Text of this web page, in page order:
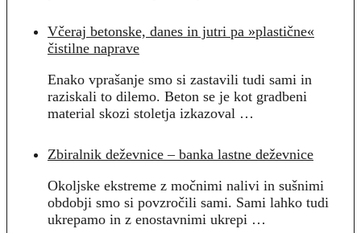
Včeraj betonske, danes in jutri pa »plastične«
čistilne naprave
Enako vprašanje smo si zastavili tudi sami in
raziskali to dilemo. Beton se je kot gradbeni
material skozi stoletja izkazoval …
Zbiralnik deževnice – banka lastne deževnice
Okoljske ekstreme z močnimi nalivi in sušnimi
obdobji smo si povzročili sami. Sami lahko tudi
ukrepamo in z enostavnimi ukrepi …